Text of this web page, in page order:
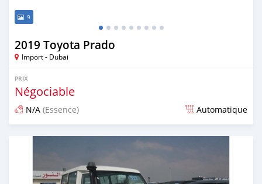
9
2019 Toyota Prado
Import - Dubai
PRIX
Négociable
N/A (Essence) Automatique
Publié il y a environ 7 ans